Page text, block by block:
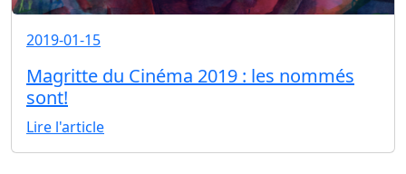
2019-01-15
Magritte du Cinéma 2019 : les nommés
sont!
Lire l'article